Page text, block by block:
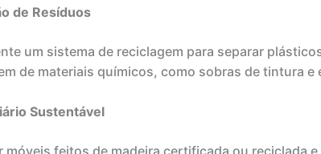
de Resíduos
um sistema de reciclagem para separar
de materiais químicos, como sobras de tintura e
Sustentável